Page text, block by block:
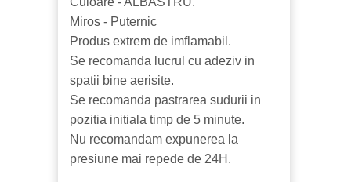
Miros - Puternic
Produs extrem de imflamabil.
Se recomanda lucrul cu adeziv in
spatii bine aerisite.
Se recomanda pastrarea sudurii in
pozitia initiala timp de 5 minute.
Nu recomandam expunerea la
presiune mai repede de 24H.